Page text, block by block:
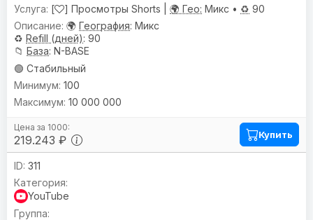
[
] Просмотры Shorts | 🌍 Гео: Микс • ♻️ 90
🌍 География: Микс
♻️ Refill (дней): 90
📁 База: N-BASE
🟢 Стабильный
219.243 ₽
100
10 000 000
Купить
311
YouTube